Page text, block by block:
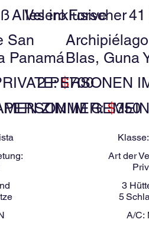
Alles inklusive
San
Panamá
$700
ZIMMER:$350
VeleroForscher41
Blas, Guna
2 PERSONEN
PERSON IM
Klasse:
Art der
3
5
A/C: